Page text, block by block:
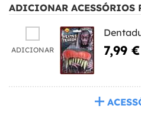
ADICIONAR ACESSÓRIOS
ADICIONAR 7,99 €